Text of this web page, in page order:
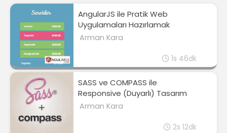
AngularJS ile Pratik Web
Uygulamaları Hazırlamak
Arman Kara
1s 46dk
SASS ve COMPASS ile
Responsive (Duyarlı) Tasarım
Arman Kara
2s 12dk